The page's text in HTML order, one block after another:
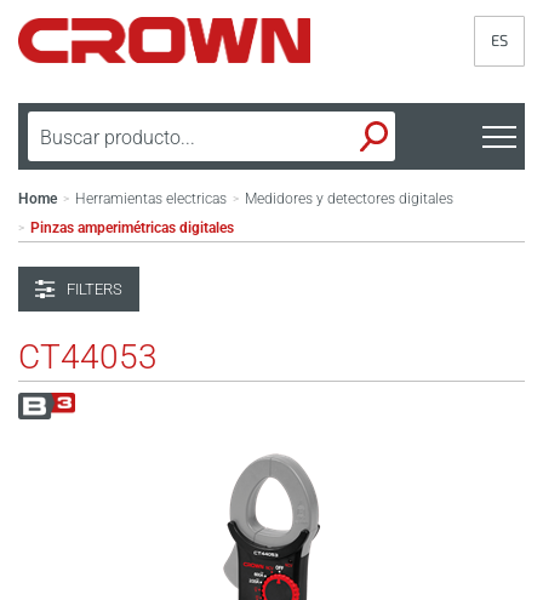
ES
Home > Herramientas electricas > Medidores y detectores digitales
> Pinzas amperimétricas digitales
FILTERS
CT44053